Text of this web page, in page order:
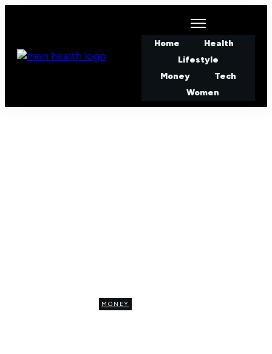
Home
Health
Lifestyle
Money
Tech
Women
MONEY